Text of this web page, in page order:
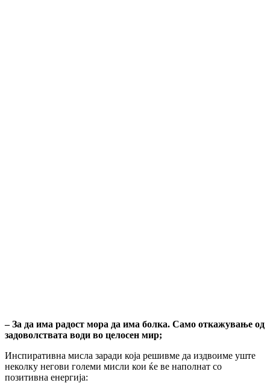
– За да има радост мора да има болка. Само откажување од
задоволствата води во целосен мир;
Инспиративна мисла заради која решивме да издвоиме уште
неколку негови големи мисли кои ќе ве наполнат со
позитивна енергија: